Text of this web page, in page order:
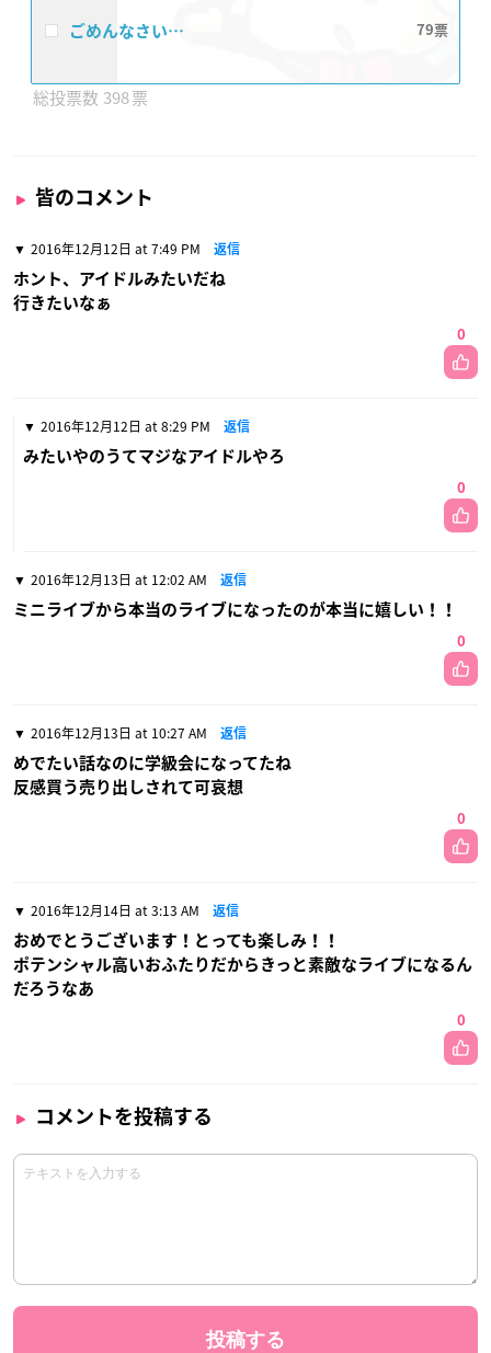
ごめんなさい… 79
398
皆のコメント
2016年12月12日 at 7:49 PM 返信
ホント、アイドルみたいだね
行きたいなぁ
0
2016年12月12日 at 8:29 PM 返信
みたいやのうてマジなアイドルやろ
0
2016年12月13日 at 12:02 AM 返信
ミニライブから本当のライブになったのが本当に嬉しい！！
0
2016年12月13日 at 10:27 AM 返信
めでたい話なのに学級会になってたね
反感買う売り出しされて可哀想
0
2016年12月14日 at 3:13 AM 返信
おめでとうございます！とっても楽しみ！！
ポテンシャル高いおふたりだからきっと素敵なライブになるん
だろうなあ
0
コメントを投稿する